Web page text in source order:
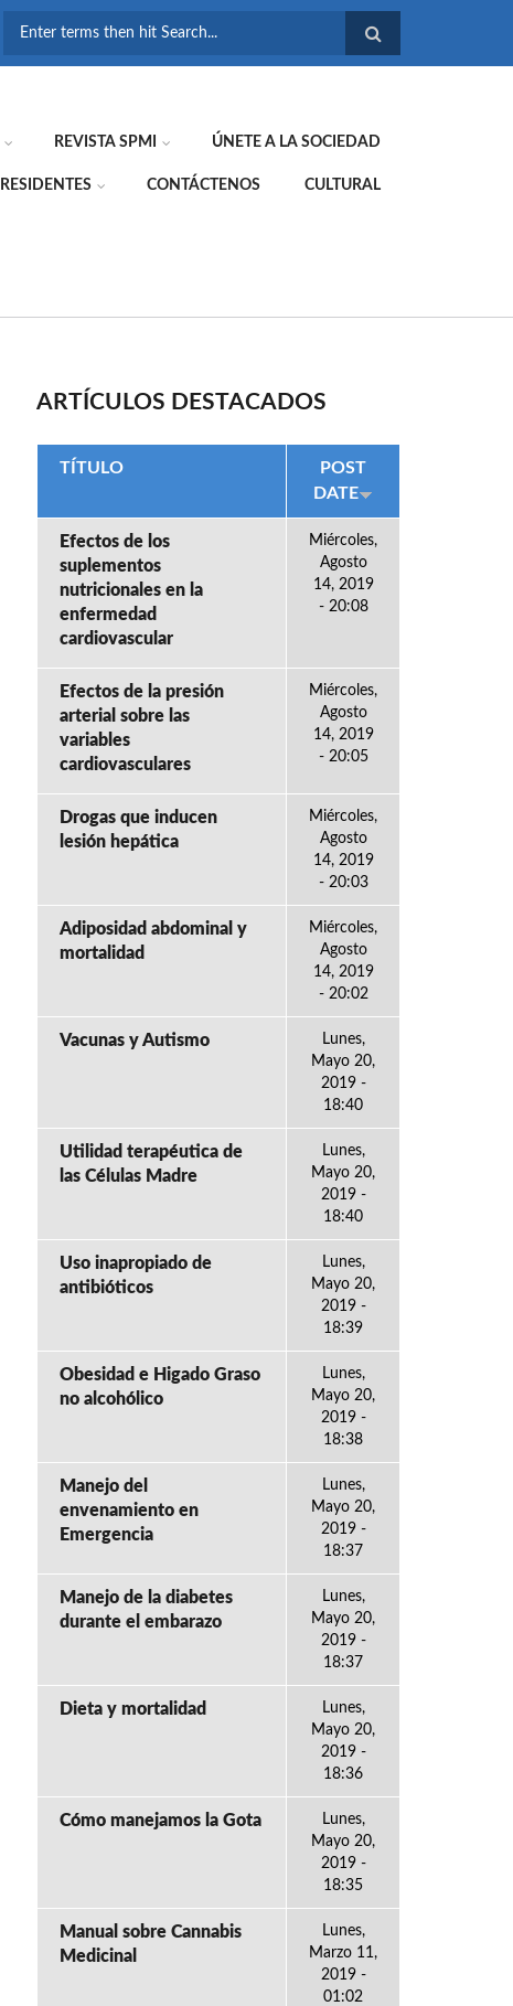
REVISTA SPMI ÚNETE A LA SOCIEDAD
RESIDENTES CONTÁCTENOS CULTURAL
ARTÍCULOS DESTACADOS
TÍTULO
POST
DATE
Efectos de los
suplementos
nutricionales en la
enfermedad
cardiovascular
Miércoles,
Agosto
14, 2019
- 20:08
Efectos de la presión
arterial sobre las
variables
cardiovasculares
Miércoles,
Agosto
14, 2019
- 20:05
Drogas que inducen
lesión hepática
Miércoles,
Agosto
14, 2019
- 20:03
Adiposidad abdominal y
mortalidad
Miércoles,
Agosto
14, 2019
- 20:02
Vacunas y Autismo
Lunes,
Mayo 20,
2019 -
18:40
Utilidad terapéutica de
las Células Madre
Lunes,
Mayo 20,
2019 -
18:40
Uso inapropiado de
antibióticos
Lunes,
Mayo 20,
2019 -
18:39
Obesidad e Higado Graso
no alcohólico
Lunes,
Mayo 20,
2019 -
18:38
Manejo del
envenamiento en
Emergencia
Lunes,
Mayo 20,
2019 -
18:37
Manejo de la diabetes
durante el embarazo
Lunes,
Mayo 20,
2019 -
18:37
Dieta y mortalidad
Lunes,
Mayo 20,
2019 -
18:36
Cómo manejamos la Gota
Lunes,
Mayo 20,
2019 -
18:35
Manual sobre Cannabis
Medicinal
Lunes,
Marzo 11,
2019 -
01:02